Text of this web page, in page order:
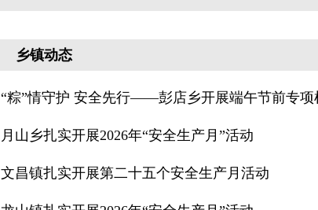
乡镇动态
“粽”情守护 安全先行——彭店乡开展端午节前专项
月山乡扎实开展2026年“安全生产月”活动
文昌镇扎实开展第二十五个安全生产月活动